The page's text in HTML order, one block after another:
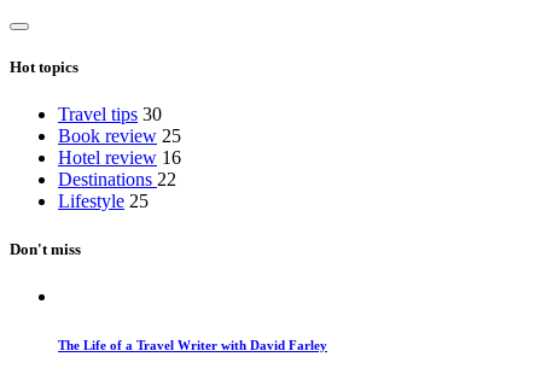
Hot topics
Travel tips 30
Book review 25
Hotel review 16
Destinations 22
Lifestyle 25
Don't miss
The Life of a Travel Writer with David Farley